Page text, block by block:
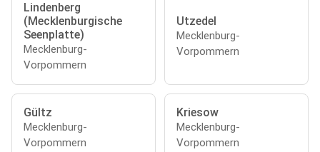
Lindenberg
(Mecklenburgische
Seenplatte)
Mecklenburg-
Vorpommern
Utzedel
Mecklenburg-
Vorpommern
Gültz
Mecklenburg-
Vorpommern
Kriesow
Mecklenburg-
Vorpommern